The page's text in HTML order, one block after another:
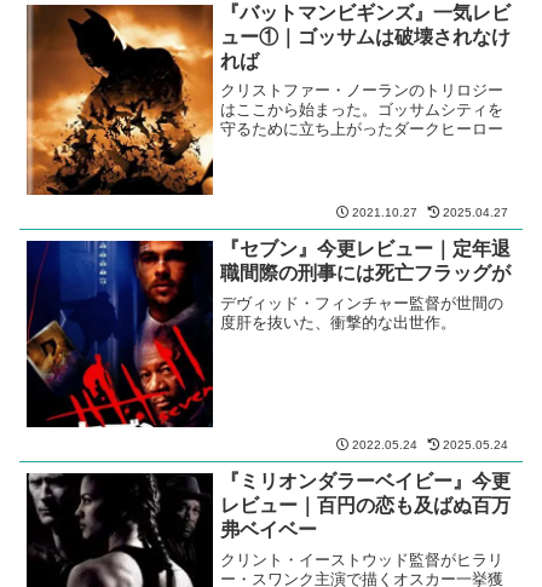
『バットマンビギンズ』一気レビ
ュー①｜ゴッサムは破壊されなけ
れば
クリストファー・ノーランのトリロジー
はここから始まった。ゴッサムシティを
守るために立ち上がったダークヒーロー
2021.10.27 2025.04.27
『セブン』今更レビュー｜定年退
職間際の刑事には死亡フラッグが
デヴィッド・フィンチャー監督が世間の
度肝を抜いた、衝撃的な出世作。
2022.05.24 2025.05.24
『ミリオンダラーベイビー』今更
レビュー｜百円の恋も及ばぬ百万
弗ベイベー
クリント・イーストウッド監督がヒラリ
ー・スワンク主演で描くオスカー一挙獲